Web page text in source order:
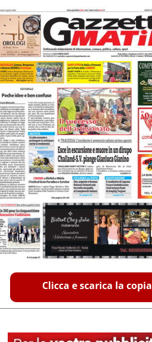
Clicca e scarica la copia